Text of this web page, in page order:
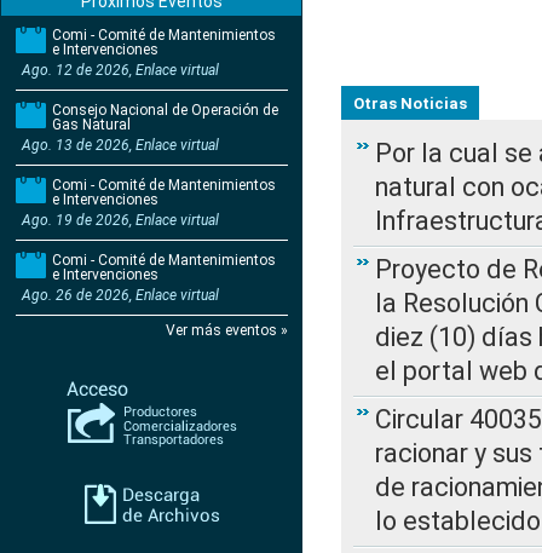
Comi - Comité de Mantenimientos
e Intervenciones
Ago. 12 de 2026, Enlace virtual
Consejo Nacional de Operación de
Gas Natural
Ago. 13 de 2026, Enlace virtual
Comi - Comité de Mantenimientos
e Intervenciones
Ago. 19 de 2026, Enlace virtual
Comi - Comité de Mantenimientos
e Intervenciones
Ago. 26 de 2026, Enlace virtual
Ver más eventos »
Otras Noticias
Por la cual
natural con
Proyecto de
la Resolución
diez (10) días
el portal web
Circular
racionar y
de
lo